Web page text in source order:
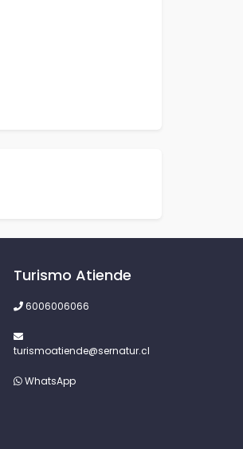
Turismo Atiende
6006006066
turismoatiende@sernatur.cl
WhatsApp